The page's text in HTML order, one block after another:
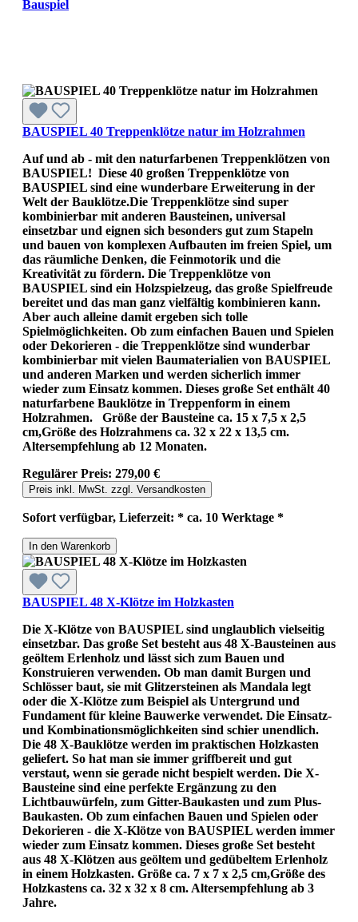
Bauspiel
BAUSPIEL 40 Treppenklötze natur im Holzrahmen
Auf und ab - mit den naturfarbenen Treppenklötzen von
BAUSPIEL! Diese 40 großen Treppenklötze von
BAUSPIEL sind eine wunderbare Erweiterung in der
Welt der Bauklötze.Die Treppenklötze sind super
kombinierbar mit anderen Bausteinen, universal
einsetzbar und eignen sich besonders gut zum Stapeln
und bauen von komplexen Aufbauten im freien Spiel, um
das räumliche Denken, die Feinmotorik und die
Kreativität zu fördern. Die Treppenklötze von
BAUSPIEL sind ein Holzspielzeug, das große Spielfreude
bereitet und das man ganz vielfältig kombinieren kann.
Aber auch alleine damit ergeben sich tolle
Spielmöglichkeiten. Ob zum einfachen Bauen und Spielen
oder Dekorieren - die Treppenklötze sind wunderbar
kombinierbar mit vielen Baumaterialien von BAUSPIEL
und anderen Marken und werden sicherlich immer
wieder zum Einsatz kommen. Dieses große Set enthält 40
naturfarbene Bauklötze in Treppenform in einem
Holzrahmen. Größe der Bausteine ca. 15 x 7,5 x 2,5
cm,Größe des Holzrahmens ca. 32 x 22 x 13,5 cm.
Altersempfehlung ab 12 Monaten.
Regulärer Preis: 279,00 €
Preis inkl. MwSt. zzgl. Versandkosten
Sofort verfügbar, Lieferzeit: * ca. 10 Werktage *
In den Warenkorb
BAUSPIEL 48 X-Klötze im Holzkasten
Die X-Klötze von BAUSPIEL sind unglaublich vielseitig
einsetzbar. Das große Set besteht aus 48 X-Bausteinen aus
geöltem Erlenholz und lässt sich zum Bauen und
Konstruieren verwenden. Ob man damit Burgen und
Schlösser baut, sie mit Glitzersteinen als Mandala legt
oder die X-Klötze zum Beispiel als Untergrund und
Fundament für kleine Bauwerke verwendet. Die Einsatz-
und Kombinationsmöglichkeiten sind schier unendlich.
Die 48 X-Bauklötze werden im praktischen Holzkasten
geliefert. So hat man sie immer griffbereit und gut
verstaut, wenn sie gerade nicht bespielt werden. Die X-
Bausteine sind eine perfekte Ergänzung zu den
Lichtbauwürfeln, zum Gitter-Baukasten und zum Plus-
Baukasten. Ob zum einfachen Bauen und Spielen oder
Dekorieren - die X-Klötze von BAUSPIEL werden immer
wieder zum Einsatz kommen. Dieses große Set besteht
aus 48 X-Klötzen aus geöltem und gedübeltem Erlenholz
in einem Holzkasten. Größe ca. 7 x 7 x 2,5 cm,Größe des
Holzkastens ca. 32 x 32 x 8 cm. Altersempfehlung ab 3
Jahre.